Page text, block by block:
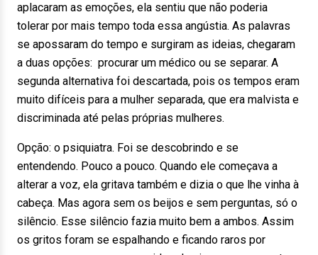
aplacaram as emoções, ela sentiu que não poderia
tolerar por mais tempo toda essa angústia. As palavras
se apossaram do tempo e surgiram as ideias, chegaram
a duas opções: procurar um médico ou se separar. A
segunda alternativa foi descartada, pois os tempos eram
muito difíceis para a mulher separada, que era malvista e
discriminada até pelas próprias mulheres.
Opção: o psiquiatra. Foi se descobrindo e se
entendendo. Pouco a pouco. Quando ele começava a
alterar a voz, ela gritava também e dizia o que lhe vinha à
cabeça. Mas agora sem os beijos e sem perguntas, só o
silêncio. Esse silêncio fazia muito bem a ambos. Assim
os gritos foram se espalhando e ficando raros por